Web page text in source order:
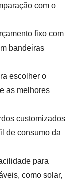
com o
fixo com
bandeiras
escolher o
as melhores
customizados
de consumo da
para
como solar,